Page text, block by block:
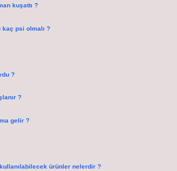
kuşattı ?
kaç psi olmalı ?
?
?
gelir ?
ürünler nelerdir ?